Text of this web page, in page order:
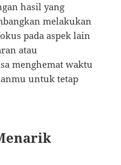
hasil yang
melakukan
pada aspek lain
atau
menghemat waktu
untuk tetap